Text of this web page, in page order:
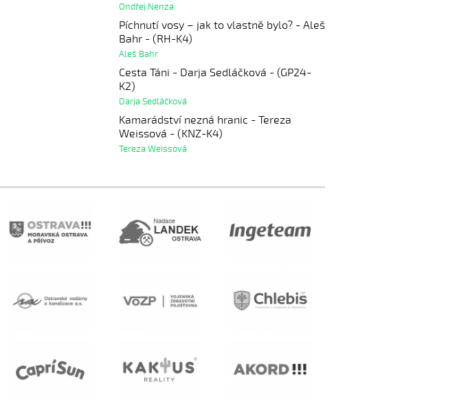
Ondřej Nenza
Píchnutí vosy – jak to vlastně bylo? - Aleš
Bahr - (RH-K4)
Aleš Bahr
Cesta Táni - Darja Sedláčková - (GP24-
K2)
Darja Sedláčková
Kamarádství nezná hranic - Tereza
Weissová - (KNZ-K4)
Tereza Weissová